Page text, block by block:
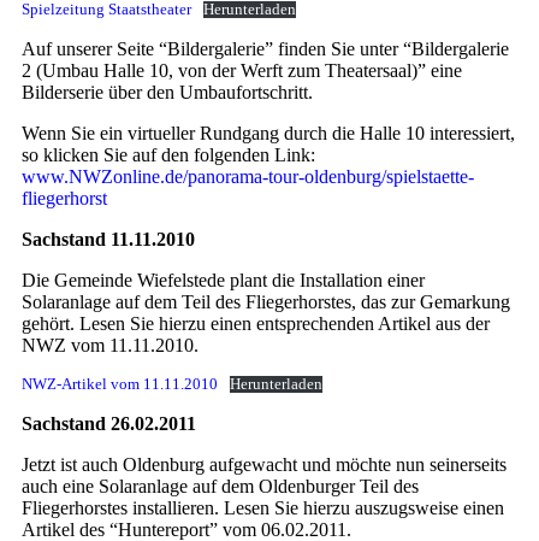
Spielzeitung Staatstheater Herunterladen
Auf unserer Seite “Bildergalerie” finden Sie unter “Bildergalerie
2 (Umbau Halle 10, von der Werft zum Theatersaal)” eine
Bilderserie über den Umbaufortschritt.
Wenn Sie ein virtueller Rundgang durch die Halle 10 interessiert,
so klicken Sie auf den folgenden Link:
www.NWZonline.de/panorama-tour-oldenburg/spielstaette-
fliegerhorst
Sachstand 11.11.2010
Die Gemeinde Wiefelstede plant die Installation einer
Solaranlage auf dem Teil des Fliegerhorstes, das zur Gemarkung
gehört. Lesen Sie hierzu einen entsprechenden Artikel aus der
NWZ vom 11.11.2010.
NWZ-Artikel vom 11.11.2010 Herunterladen
Sachstand 26.02.2011
Jetzt ist auch Oldenburg aufgewacht und möchte nun seinerseits
auch eine Solaranlage auf dem Oldenburger Teil des
Fliegerhorstes installieren. Lesen Sie hierzu auszugsweise einen
Artikel des “Huntereport” vom 06.02.2011.